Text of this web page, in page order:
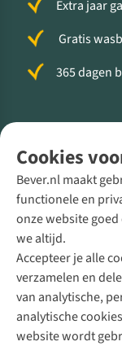
Cookies
Bever.nl maakt
functionele en
onze website
we altijd.
Accepteer je alle
verzamelen en
van analytische,
analytische
website wordt
Extra jaar
Gratis
365 dagen
Direct advies
+31 (0)85 888
+31 6 12 28 49